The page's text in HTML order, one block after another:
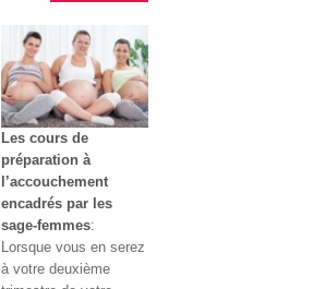
Les cours de
préparation à
l’accouchement
encadrés par les
sage-femmes:
Lorsque vous en serez
à votre deuxième